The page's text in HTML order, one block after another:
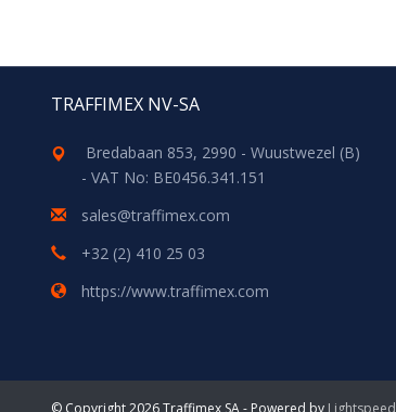
TRAFFIMEX NV-SA
Bredabaan 853, 2990 - Wuustwezel (B)
- VAT No: BE0456.341.151
sales@traffimex.com
+32 (2) 410 25 03
https://www.traffimex.com